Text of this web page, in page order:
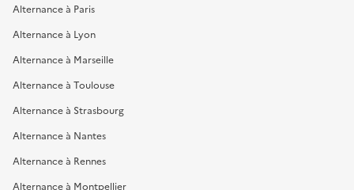
Alternance à Paris
Alternance à Lyon
Alternance à Marseille
Alternance à Toulouse
Alternance à Strasbourg
Alternance à Nantes
Alternance à Rennes
Alternance à Montpellier